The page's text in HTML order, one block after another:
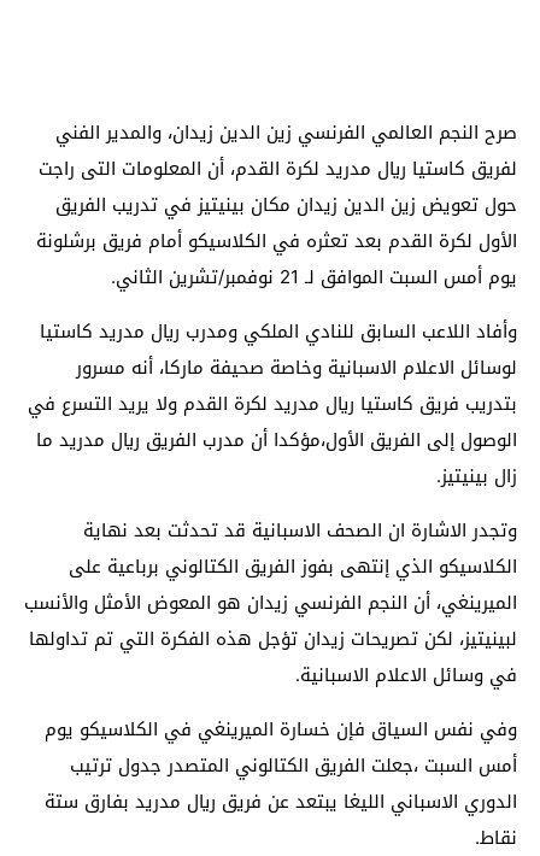
صرح النجم العالمي الفرنسي زين الدين زيدان، والمدير الفني
لفريق كاستيا ريال مدريد لكرة القدم، أن المعلومات التى راجت
حول تعويض زين الدين زيدان مكان بينيتيز في تدريب الفريق
الأول لكرة القدم بعد تعثره في الكلاسيكو أمام فريق برشلونة
يوم أمس السبت الموافق لـ 21 نوفمبر/تشرين الثاني.
وأفاد اللاعب السابق للنادي الملكي ومدرب ريال مدريد كاستيا
لوسائل الاعلام الاسبانية وخاصة صحيفة ماركا، أنه مسرور
بتدريب فريق كاستيا ريال مدريد لكرة القدم ولا يريد التسرع في
الوصول إلى الفريق الأول،مؤكدا أن مدرب الفريق ريال مدريد ما
زال بينيتيز.
وتجدر الاشارة ان الصحف الاسبانية قد تحدثت بعد نهاية
الكلاسيكو الذي إنتهى بفوز الفريق الكتالوني برباعية على
الميرينغي، أن النجم الفرنسي زيدان هو المعوض الأمثل والأنسب
لبينيتيز، لكن تصريحات زيدان تؤجل هذه الفكرة التي تم تداولها
في وسائل الاعلام الاسبانية.
وفي نفس السياق فإن خسارة الميرينغي في الكلاسيكو يوم
أمس السبت ،جعلت الفريق الكتالوني المتصدر جدول ترتيب
الدوري الاسباني الليغا يبتعد عن فريق ريال مدريد بفارق ستة
نقاط.